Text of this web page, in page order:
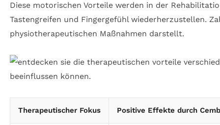
Diese motorischen Vorteile werden in der
Tastengreifen und Fingergefühl wiederherzustellen.
physiotherapeutischen Maßnahmen darstellt.
Therapeutischer Fokus Positive Effekte durch